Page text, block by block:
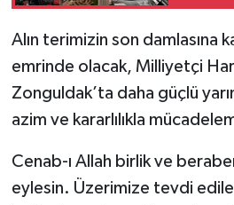
Alın terimizin son damlasına
emrinde olacak, Milliyetçi
Zonguldak’ta daha güçlü
azim ve kararlılıkla
Cenab-ı Allah birlik ve
eylesin. Üzerimize tevdi